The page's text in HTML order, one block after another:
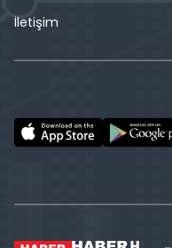
İletişim